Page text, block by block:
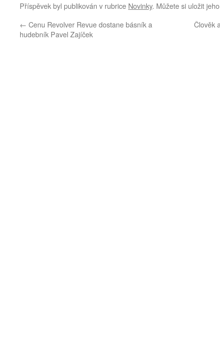
Příspěvek byl publikován v rubrice Novinky. Můžete si uložit
← Cenu Revolver Revue dostane básník a
hudebník Pavel Zajíček
Člověk